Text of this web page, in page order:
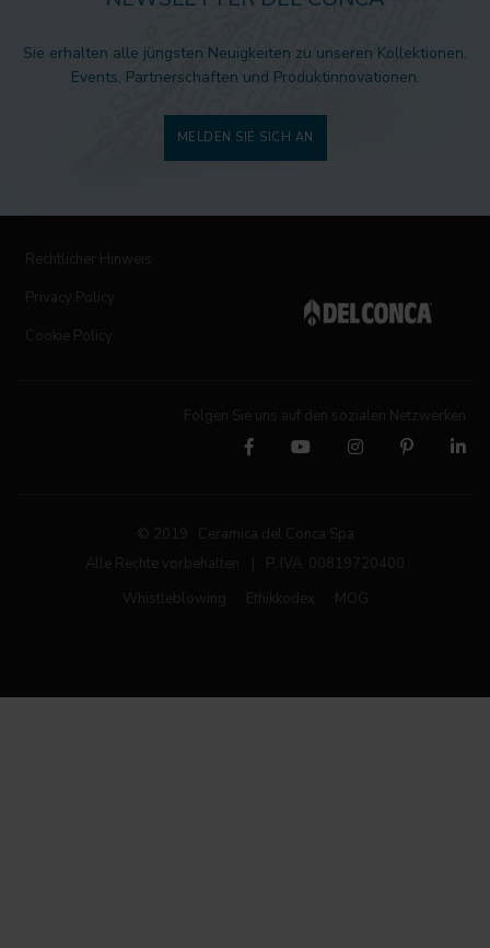
Sie erhalten alle jüngsten Neuigkeiten zu unseren Kollektionen,
Events, Partnerschaften und Produktinnovationen.
MELDEN SIE SICH AN
Rechtlicher Hinweis
Privacy Policy
Cookie Policy
Folgen Sie uns auf den sozialen Netzwerken
© 2019 Ceramica del Conca Spa
Alle Rechte vorbehalten
P. IVA 00819720400
Whistleblowing
Ethikkodex MOG